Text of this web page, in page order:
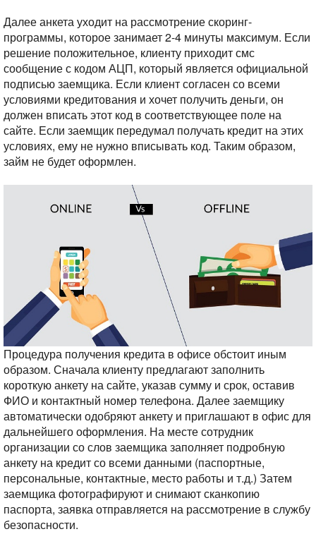
Далее анкета уходит на рассмотрение скоринг-
программы, которое занимает 2-4 минуты максимум. Если
решение положительное, клиенту приходит смс
сообщение с кодом АЦП, который является официальной
подписью заемщика. Если клиент согласен со всеми
условиями кредитования и хочет получить деньги, он
должен вписать этот код в соответствующее поле на
сайте. Если заемщик передумал получать кредит на этих
условиях, ему не нужно вписывать код. Таким образом,
займ не будет оформлен.
Процедура получения кредита в офисе обстоит иным
образом. Сначала клиенту предлагают заполнить
короткую анкету на сайте, указав сумму и срок, оставив
ФИО и контактный номер телефона. Далее заемщику
автоматически одобряют анкету и приглашают в офис для
дальнейшего оформления. На месте сотрудник
организации со слов заемщика заполняет подробную
анкету на кредит со всеми данными (паспортные,
персональные, контактные, место работы и т.д.) Затем
заемщика фотографируют и снимают сканкопию
паспорта, заявка отправляется на рассмотрение в службу
безопасности.